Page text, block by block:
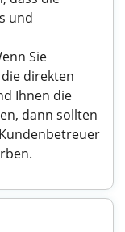
und
Sie
direkten
Ihnen die
dann sollten